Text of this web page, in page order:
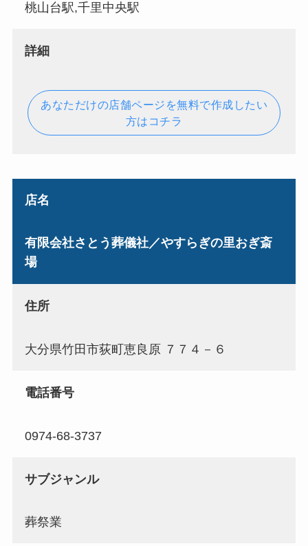
桃山台駅,千里中央駅
詳細
あなただけの店舗ページを無料で作成したい
方はコチラ
店名
有限会社さとう葬儀社／やすらぎの里おぎ斎
場
住所
大分県竹田市荻町恵良原 ７７４－６
電話番号
0974-68-3737
サブジャンル
葬祭業